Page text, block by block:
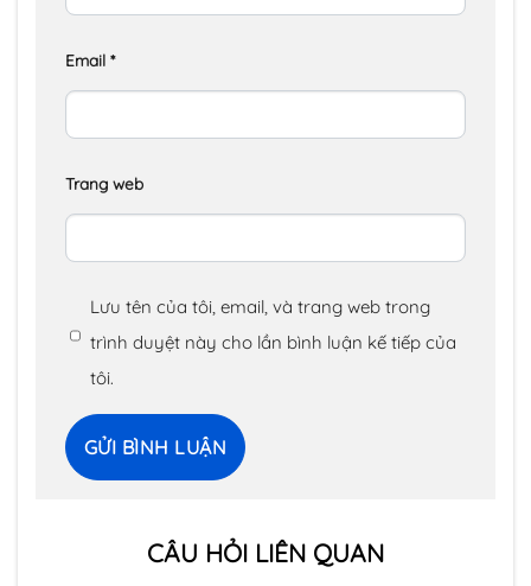
Email *
Trang web
Lưu tên của tôi, email, và trang web trong
trình duyệt này cho lần bình luận kế tiếp của
tôi.
CÂU HỎI LIÊN QUAN